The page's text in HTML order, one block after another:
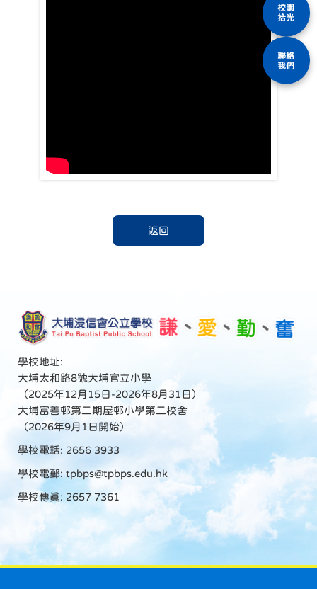
返回
學校地址:
大埔太和路8號大埔官立小學
（2025年12月15日-2026年8月31日）
大埔富善邨第二期屋邨小學第二校舍
（2026年9月1日開始）
學校電話: 2656 3933
學校電郵: tpbps@tpbps.edu.hk
學校傳真: 2657 7361
校園
拾光
聯絡
我們